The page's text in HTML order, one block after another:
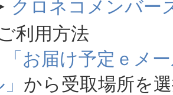
クロネコメンバー
利用方法
「お届け予定ｅメ
から受取場所を